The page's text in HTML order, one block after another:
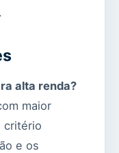
alta renda?
maior
critério
e os